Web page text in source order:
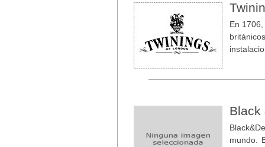
En
Black
mundo.